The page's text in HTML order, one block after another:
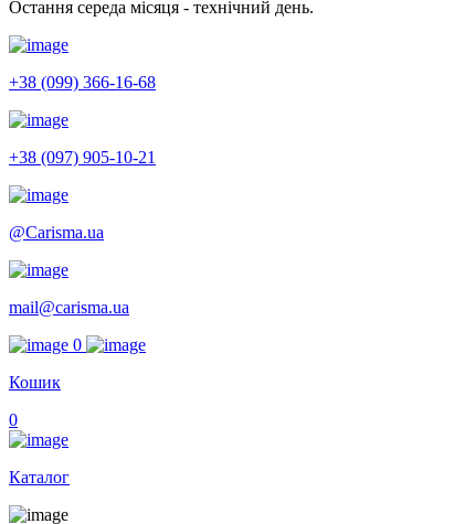
Остання середа місяця - технічний день.
+38 (099) 366-16-68
+38 (097) 905-10-21
@Carisma.ua
mail@carisma.ua
0
Кошик
0
Каталог